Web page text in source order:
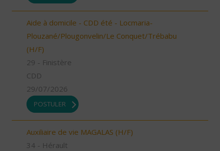
Aide à domicile - CDD été - Locmaria-
Plouzané/Plougonvelin/Le Conquet/Trébabu
(H/F)
29 - Finistère
CDD
29/07/2026
POSTULER
Auxiliaire de vie MAGALAS (H/F)
34 - Hérault